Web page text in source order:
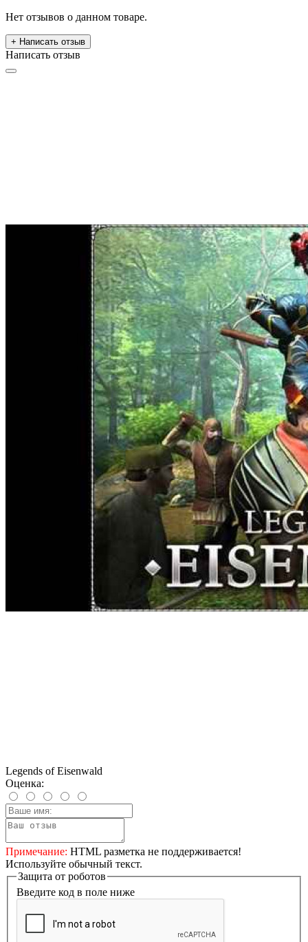
Нет отзывов о данном товаре.
+ Написать отзыв
Написать отзыв
Legends of Eisenwald
Оценка:
Примечание: HTML разметка не поддерживается!
Используйте обычный текст.
Защита от роботов
Введите код в поле ниже